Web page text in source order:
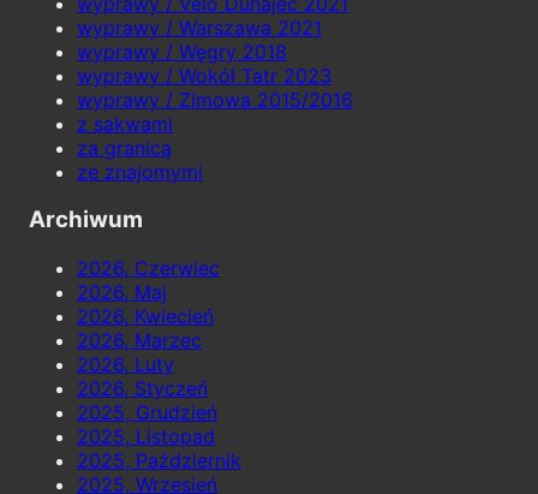
wyprawy / Warszawa 2021
wyprawy / Węgry 2018
wyprawy / Wokół Tatr 2023
wyprawy / Zimowa 2015/2016
z sakwami
za granicą
ze znajomymi
Archiwum
2026, Czerwiec
2026, Maj
2026, Kwiecień
2026, Marzec
2026, Luty
2026, Styczeń
2025, Grudzień
2025, Listopad
2025, Październik
2025, Wrzesień